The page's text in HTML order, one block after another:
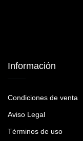
Información
Condiciones de venta
Aviso Legal
Términos de uso